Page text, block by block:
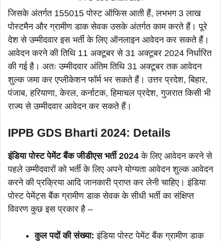
जिसके अंतर्गत 155015 पोस्ट ऑफिस आती हैं, लभभग 3 लाख
पोस्टमैन और ग्रामीण डाक सेवक उसके अंतर्गत काम करते हैं। पूरे
देश से उम्मीदवार इस भर्ती के लिए ऑनलाइन आवेदन कर सकते हैं।
आवेदन करने की तिथि 11 अक्टूबर से 31 अक्टूबर 2024 निर्धारित
की गई है। अतः उम्मीदवार अंतिम तिथि 31 अक्टूबर तक आवेदन
शुल्क जमा कर एप्लीकेशन फॉर्म भर सकते हैं। उत्तर प्रदेश, बिहार,
पंजाब, हरियाणा, केरल, कर्नाटक, हिमाचल प्रदेश, गुजरात किसी भी
राज्य से उम्मीदवार आवेदन कर सकते हैं।
IPPB GDS Bharti 2024: Details
इंडिया पोस्ट पेमेंट बैंक जीडीएस भर्ती 2024 के लिए आवेदन करने से
पहले उम्मीदवारों को भर्ती के लिए अपने योग्यता आवेदन शुल्क आवेदन
करने की प्रक्रिया आदि जानकारी प्राप्त कर लेनी चाहिए। इंडिया
पोस्ट पेमेंट्स बैंक ग्रामीण डाक सेवक के सीधी भर्ती का संक्षिप्त
विवरण कुछ इस प्रकार है –
कुल पदों की संख्या:इंडिया पोस्ट पेमेंट बैंक ग्रामीण डाक